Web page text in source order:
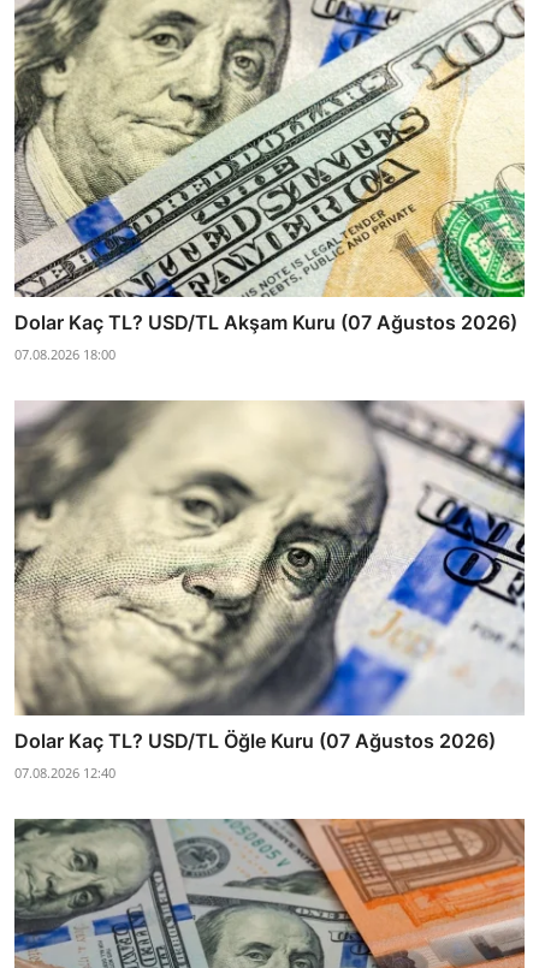
Dolar Kaç TL? USD/TL Akşam Kuru (07 Ağustos 2026)
07.08.2026 18:00
Dolar Kaç TL? USD/TL Öğle Kuru (07 Ağustos 2026)
07.08.2026 12:40